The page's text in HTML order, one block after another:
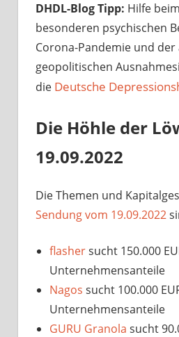
DHDL-Blog Tipp: Hilfe
besonderen psychischen
Corona-Pandemie und der
geopolitischen
die Deutsche
Die Höhle der
19.09.2022
Die Themen und
Sendung vom 19.09.2022
flashersucht 150.000
Unternehmensanteile
Nagos sucht 100.000
Unternehmensanteile
GURU Granola sucht